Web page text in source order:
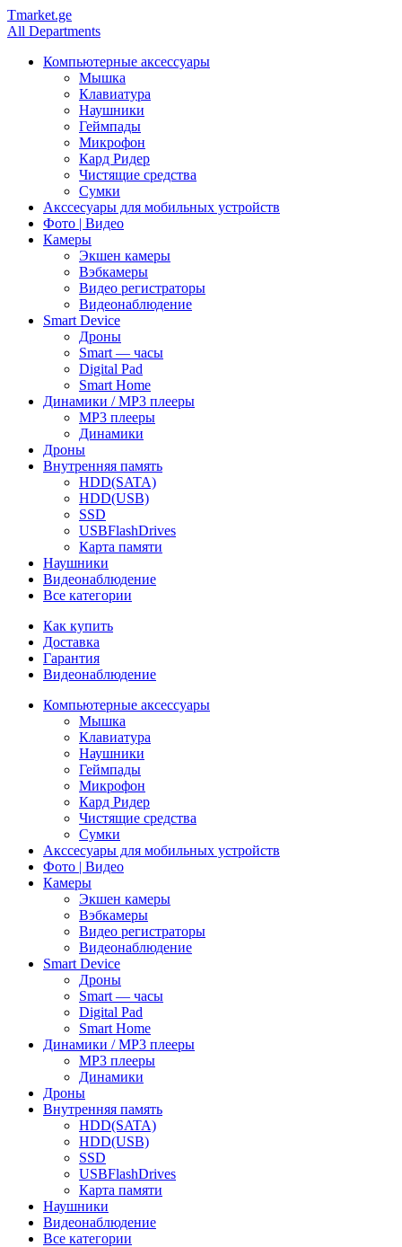
Tmarket.ge
All Departments
Компьютерные аксессуары
Мышка
Клавиатура
Наушники
Геймпады
Микрофон
Кард Ридер
Чистящие средства
Сумки
Акссесуары для мобильных устройств
Фото | Видео
Камеры
Экшен камеры
Вэбкамеры
Видео регистраторы
Видеонаблюдение
Smart Device
Дроны
Smart — часы
Digital Pad
Smart Home
Динамики / MP3 плееры
MP3 плееры
Динамики
Дроны
Внутренняя память
HDD(SATA)
HDD(USB)
SSD
USBFlashDrives
Карта памяти
Наушники
Видеонаблюдение
Все категории
Как купить
Доставка
Гарантия
Видеонаблюдение
Компьютерные аксессуары
Мышка
Клавиатура
Наушники
Геймпады
Микрофон
Кард Ридер
Чистящие средства
Сумки
Акссесуары для мобильных устройств
Фото | Видео
Камеры
Экшен камеры
Вэбкамеры
Видео регистраторы
Видеонаблюдение
Smart Device
Дроны
Smart — часы
Digital Pad
Smart Home
Динамики / MP3 плееры
MP3 плееры
Динамики
Дроны
Внутренняя память
HDD(SATA)
HDD(USB)
SSD
USBFlashDrives
Карта памяти
Наушники
Видеонаблюдение
Все категории